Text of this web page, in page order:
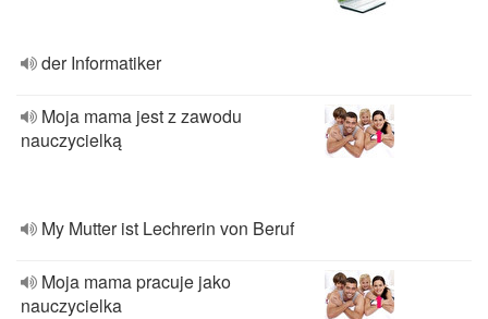
der Informatiker
Moja mama jest z zawodu
nauczycielką
My Mutter ist Lechrerin von Beruf
Moja mama pracuje jako
nauczycielka